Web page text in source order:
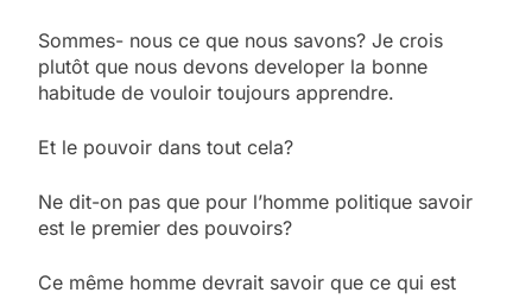
Sommes- nous ce que nous savons? Je crois
plutôt que nous devons developer la bonne
habitude de vouloir toujours apprendre.
Et le pouvoir dans tout cela?
Ne dit-on pas que pour l’homme politique savoir
est le premier des pouvoirs?
Ce même homme devrait savoir que ce qui est